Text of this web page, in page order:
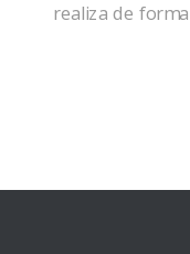
realiza de